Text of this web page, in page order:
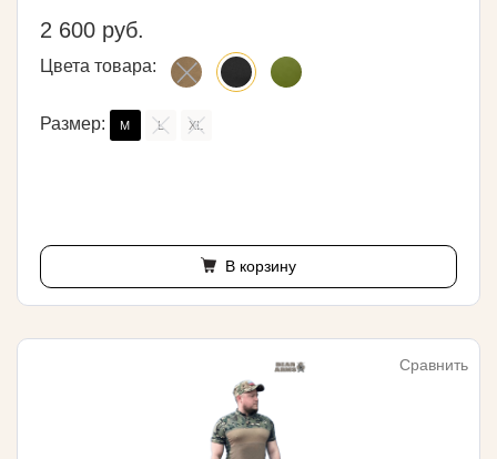
2 600 руб.
Цвета товара:
Размер: M L XL
В корзину
Сравнить